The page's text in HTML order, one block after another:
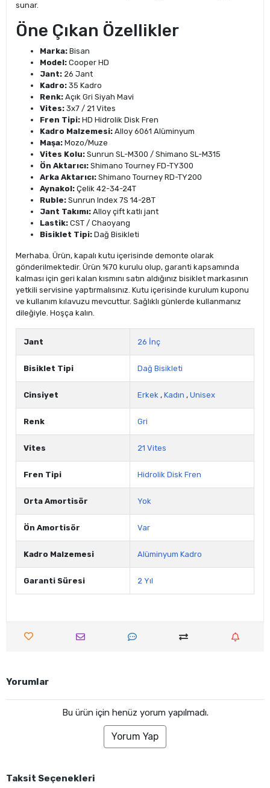
sunar.
Öne Çıkan Özellikler
Marka: Bisan
Model: Cooper HD
Jant: 26 Jant
Kadro: 35 Kadro
Renk: Açık Gri Siyah Mavi
Vites: 3x7 / 21 Vites
Fren Tipi: HD Hidrolik Disk Fren
Kadro Malzemesi: Alloy 6061 Alüminyum
Maşa: Mozo/Muze
Vites Kolu: Sunrun SL-M300 / Shimano SL-M315
Ön Aktarıcı: Shimano Tourney FD-TY300
Arka Aktarıcı: Shimano Tourney RD-TY200
Aynakol: Çelik 42-34-24T
Ruble: Sunrun Index 7S 14-28T
Jant Takımı: Alloy çift katlı jant
Lastik: CST / Chaoyang
Bisiklet Tipi: Dağ Bisikleti
Merhaba. Ürün, kapalı kutu içerisinde demonte olarak
gönderilmektedir. Ürün %70 kurulu olup, garanti kapsamında
kalması için geri kalan kısmını satın aldığınız bisiklet markasının
yetkili servisine yaptırmalısınız. Kutu içerisinde kurulum kuponu
ve kullanım kılavuzu mevcuttur. Sağlıklı günlerde kullanmanız
dileğiyle. Hoşça kalın.
Jant 26 İnç
Bisiklet Tipi Dağ Bisikleti
Cinsiyet Erkek , Kadın , Unisex
Renk Gri
Vites 21 Vites
Fren Tipi Hidrolik Disk Fren
Orta Amortisör Yok
Ön Amortisör Var
Kadro Malzemesi Alüminyum Kadro
Garanti Süresi 2 Yıl
Yorumlar
Bu ürün için henüz yorum yapılmadı.
Yorum Yap
Taksit Seçenekleri